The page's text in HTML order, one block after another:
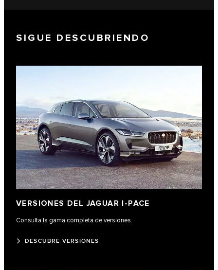
SIGUE DESCUBRIENDO
VERSIONES DEL JAGUAR I‑PACE
Consulta la gama completa de versiones.
DESCUBRE VERSIONES